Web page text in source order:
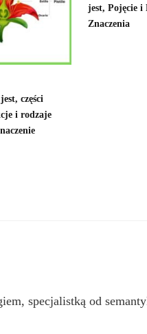
części
i rodzaje
jest, Pojęcie i
Znaczenia
specjalistką od